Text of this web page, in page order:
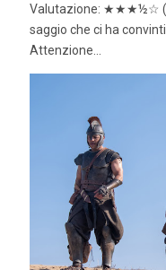
Valutazione: ★★★½☆
saggio che ci ha
Attenzione...